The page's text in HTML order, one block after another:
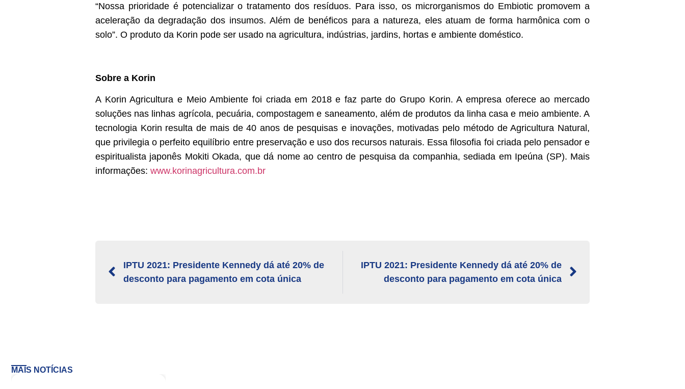
“Nossa prioridade é potencializar o tratamento dos resíduos. Para isso, os microrganismos do Embiotic promovem a
aceleração da degradação dos insumos. Além de benéficos para a natureza, eles atuam de forma harmônica com o
solo”. O produto da Korin pode ser usado na agricultura, indústrias, jardins, hortas e ambiente doméstico.
Sobre a Korin
A Korin Agricultura e Meio Ambiente foi criada em 2018 e faz parte do Grupo Korin. A empresa oferece ao mercado
soluções nas linhas agrícola, pecuária, compostagem e saneamento, além de produtos da linha casa e meio ambiente. A
tecnologia Korin resulta de mais de 40 anos de pesquisas e inovações, motivadas pelo método de Agricultura Natural,
que privilegia o perfeito equilíbrio entre preservação e uso dos recursos naturais. Essa filosofia foi criada pelo pensador e
espiritualista japonês Mokiti Okada, que dá nome ao centro de pesquisa da companhia, sediada em Ipeúna (SP). Mais
informações: www.korinagricultura.com.br
IPTU 2021: Presidente Kennedy dá até 20% de
desconto para pagamento em cota única
IPTU 2021: Presidente Kennedy dá até 20% de
desconto para pagamento em cota única
MAIS NOTÍCIAS